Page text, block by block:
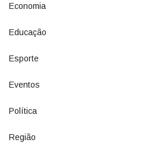
Economia
Educação
Esporte
Eventos
Política
Região